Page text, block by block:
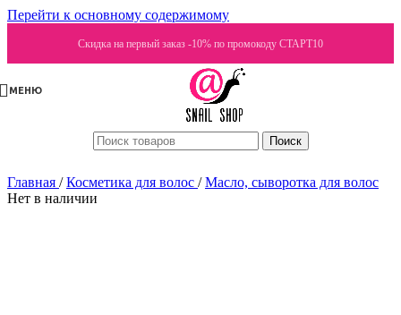
Перейти к основному содержимому
Скидка на первый заказ -10% по промокоду СТАРТ10
МЕНЮ
Поиск
Главная / Косметика для волос / Масло, сыворотка для волос
Нет в наличии